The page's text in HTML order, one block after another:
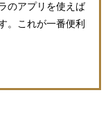
のアプリを使えば
。これが一番便利